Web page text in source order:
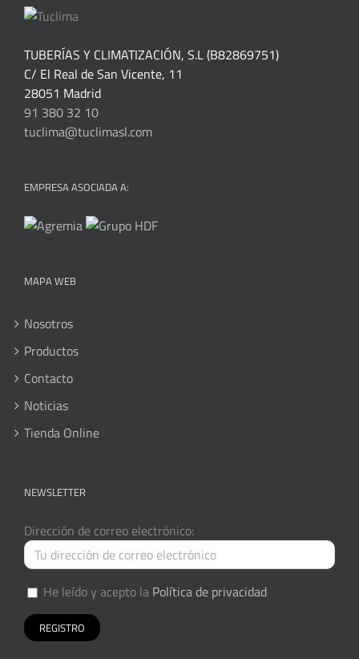
TUBERÍAS Y CLIMATIZACIÓN, S.L (B82869751)
C/ El Real de San Vicente, 11
28051 Madrid
91 380 32 10
tuclima@tuclimasl.com
EMPRESA ASOCIADA A:
MAPA WEB
Nosotros
Productos
Contacto
Noticias
Tienda Online
NEWSLETTER
Dirección de correo electrónico:
He leído y acepto la Política de privacidad